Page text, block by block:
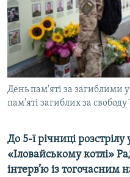
СВІДЧЕННЯ ОКУПАЦІЇ
УКРАЇНСЬКА ПРОБЛЕМА КРИМУ
ІНФОГРАФІКА
Qırımtatar
ДОЛУЧАЙСЯ!
Усі сайти RFE/RL
День пам'яті за загиблими
пам'яті загиблих за
До 5-ї річниці розстрілу
«Іловайському котлі»
інтерв’ю із